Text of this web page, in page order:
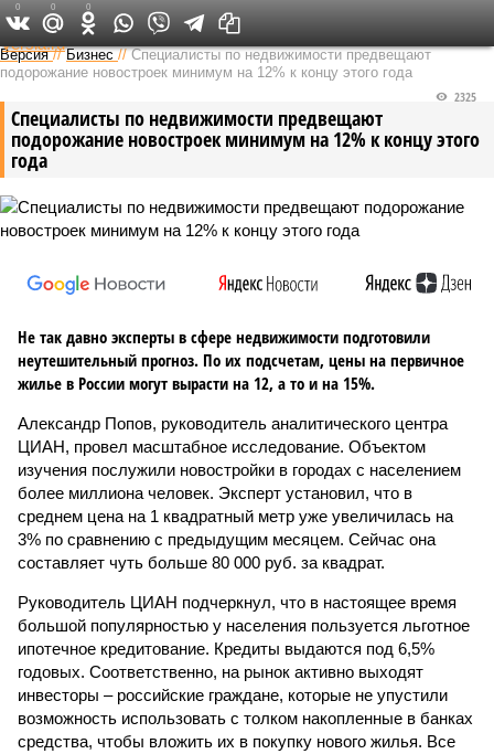
Федеральный выпуск
Версия //Бизнес //Специалисты по недвижимости предвещают
подорожание новостроек минимум на 12% к концу этого года
Специалисты по недвижимости предвещают
подорожание новостроек минимум на 12% к концу этого
года
2325
Не так давно эксперты в сфере недвижимости подготовили
неутешительный прогноз. По их подсчетам, цены на первичное
жилье в России могут вырасти на 12, а то и на 15%.
Александр Попов, руководитель аналитического центра
ЦИАН, провел масштабное исследование. Объектом
изучения послужили новостройки в городах с населением
более миллиона человек. Эксперт установил, что в
среднем цена на 1 квадратный метр уже увеличилась на
3% по сравнению с предыдущим месяцем. Сейчас она
составляет чуть больше 80 000 руб. за квадрат.
Руководитель ЦИАН подчеркнул, что в настоящее время
большой популярностью у населения пользуется льготное
ипотечное кредитование. Кредиты выдаются под 6,5%
годовых. Соответственно, на рынок активно выходят
инвесторы – российские граждане, которые не упустили
возможность использовать с толком накопленные в банках
средства, чтобы вложить их в покупку нового жилья. Все
0 0 0